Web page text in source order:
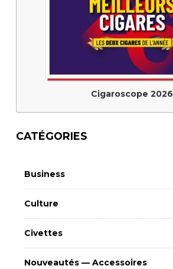
Cigaroscope 2026
CATÉGORIES
Business
Culture
Civettes
Nouveautés — Accessoires